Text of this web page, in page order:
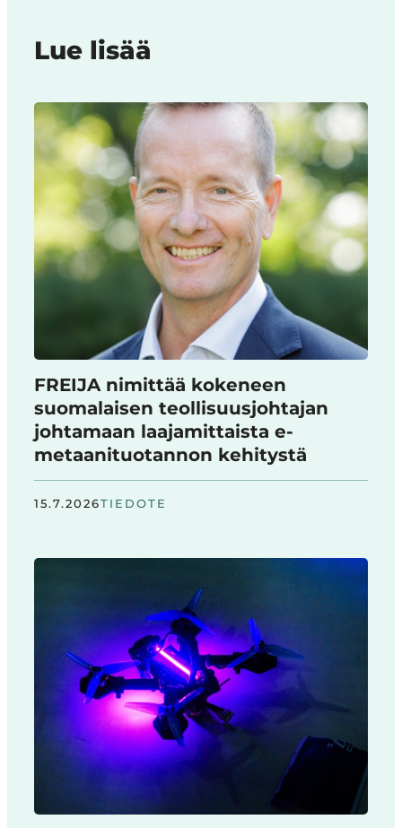
Lue lisää
FREIJA nimittää kokeneen
suomalaisen teollisuusjohtajan
johtamaan laajamittaista e-
metaanituotannon kehitystä
15.7.2026TIEDOTE